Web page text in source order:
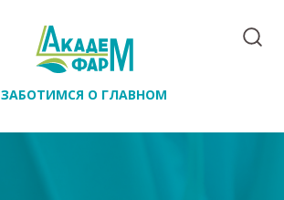
ЗАБОТИМСЯ О ГЛАВНОМ